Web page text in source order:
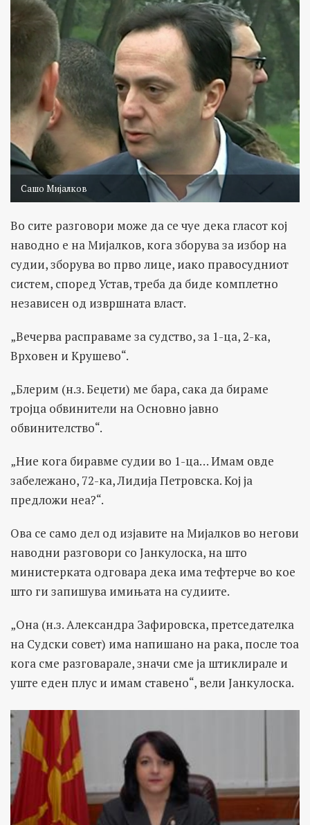
Сашо Мијалков
Во сите разговори може да се чуе дека гласот кој
наводно е на Мијалков, кога зборува за избор на
судии, зборува во прво лице, иако правосудниот
систем, според Устав, треба да биде комплетно
независен од извршната власт.
„Вечерва расправаме за судство, за 1-ца, 2-ка,
Врховен и Крушево“.
„Блерим (н.з. Беџети) ме бара, сака да бираме
тројца обвинители на Основно јавно
обвинителство“.
„Ние кога биравме судии во 1-ца… Имам овде
забележано, 72-ка, Лидија Петровска. Кој ја
предложи неа?“.
Ова се само дел од изјавите на Мијалков во негови
наводни разговори со Јанкулоска, на што
министерката одговара дека има тефтерче во кое
што ги запишува имињата на судиите.
„Она (н.з. Александра Зафировска, претседателка
на Судски совет) има напишано на рака, после тоа
кога сме разговарале, значи сме ја штиклирале и
уште еден плус и имам ставено“, вели Јанкулоска.